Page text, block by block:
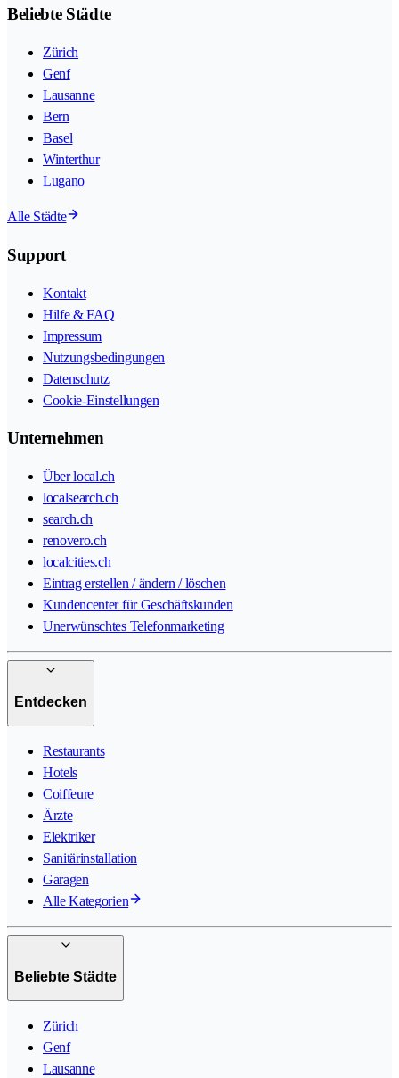
Beliebte Städte
Zürich
Genf
Lausanne
Bern
Basel
Winterthur
Lugano
Alle Städte
Support
Kontakt
Hilfe & FAQ
Impressum
Nutzungsbedingungen
Datenschutz
Cookie-Einstellungen
Unternehmen
Über local.ch
localsearch.ch
search.ch
renovero.ch
localcities.ch
Eintrag erstellen / ändern / löschen
Kundencenter für Geschäftskunden
Unerwünschtes Telefonmarketing
Entdecken
Restaurants
Hotels
Coiffeure
Ärzte
Elektriker
Sanitärinstallation
Garagen
Alle Kategorien
Beliebte Städte
Zürich
Genf
Lausanne